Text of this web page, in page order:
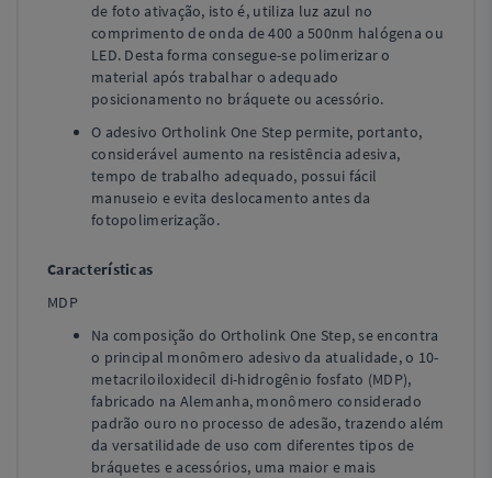
de foto ativação, isto é, utiliza luz azul no
comprimento de onda de 400 a 500nm halógena ou
LED. Desta forma consegue-se polimerizar o
material após trabalhar o adequado
posicionamento no bráquete ou acessório.
O adesivo Ortholink One Step permite, portanto,
considerável aumento na resistência adesiva,
tempo de trabalho adequado, possui fácil
manuseio e evita deslocamento antes da
fotopolimerização.
Características
MDP
Na composição do Ortholink One Step, se encontra
o principal monômero adesivo da atualidade, o 10-
metacriloiloxidecil di-hidrogênio fosfato (MDP),
fabricado na Alemanha, monômero considerado
padrão ouro no processo de adesão, trazendo além
da versatilidade de uso com diferentes tipos de
bráquetes e acessórios, uma maior e mais